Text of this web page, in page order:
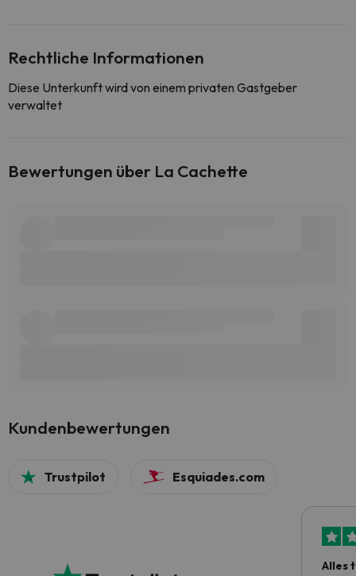
Rechtliche Informationen
Diese Unterkunft wird von einem privaten Gastgeber
verwaltet
Bewertungen über La Cachette
Kundenbewertungen
Trustpilot Esquiades.com
Alles